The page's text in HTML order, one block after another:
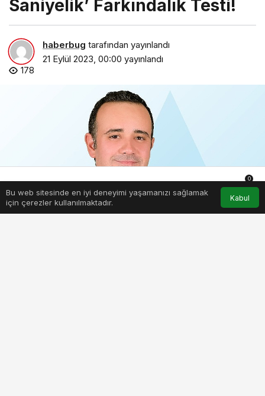
Saniyelik’ Farkındalık Testi!
haberbug tarafından yayınlandı
21 Eylül 2023, 00:00 yayınlandı
178
Bu web sitesinde en iyi deneyimi yaşamanızı sağlamak
için çerezler kullanılmaktadır.
Kabul
Anasayfa Akış Hesabım Bildirimler
0